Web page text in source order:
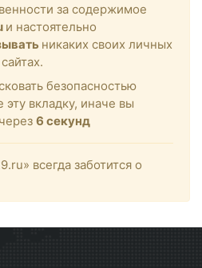
за содержимое
и настоятельно
никаких своих личных
безопасностью
вкладку, иначе вы
6 секунд
всегда заботится о